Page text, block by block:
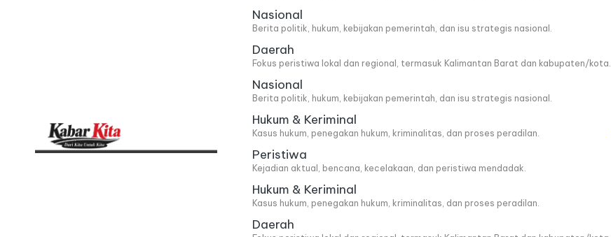
Nasional
Berita politik, hukum, kebijakan pemerintah, dan isu strategis nasional.
Daerah
Fokus peristiwa lokal dan regional, termasuk Kalimantan Barat dan kabupaten/kota.
Nasional
Berita politik, hukum, kebijakan pemerintah, dan isu strategis nasional.
Hukum & Keriminal
Kasus hukum, penegakan hukum, kriminalitas, dan proses peradilan.
Peristiwa
Kejadian aktual, bencana, kecelakaan, dan peristiwa mendadak.
Hukum & Keriminal
Kasus hukum, penegakan hukum, kriminalitas, dan proses peradilan.
Daerah